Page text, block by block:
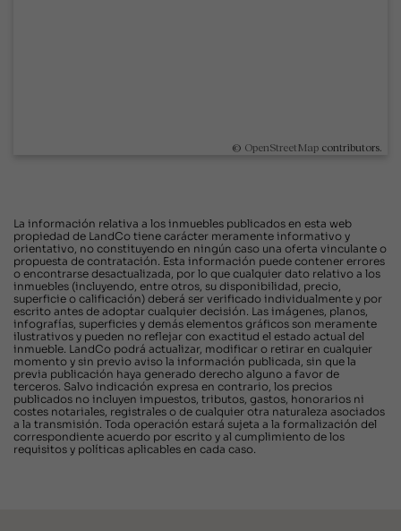
© OpenStreetMap contributors.
La información relativa a los inmuebles publicados en esta web
propiedad de LandCo tiene carácter meramente informativo y
orientativo, no constituyendo en ningún caso una oferta vinculante o
propuesta de contratación. Esta información puede contener errores
o encontrarse desactualizada, por lo que cualquier dato relativo a los
inmuebles (incluyendo, entre otros, su disponibilidad, precio,
superficie o calificación) deberá ser verificado individualmente y por
escrito antes de adoptar cualquier decisión. Las imágenes, planos,
infografías, superficies y demás elementos gráficos son meramente
ilustrativos y pueden no reflejar con exactitud el estado actual del
inmueble. LandCo podrá actualizar, modificar o retirar en cualquier
momento y sin previo aviso la información publicada, sin que la
previa publicación haya generado derecho alguno a favor de
terceros. Salvo indicación expresa en contrario, los precios
publicados no incluyen impuestos, tributos, gastos, honorarios ni
costes notariales, registrales o de cualquier otra naturaleza asociados
a la transmisión. Toda operación estará sujeta a la formalización del
correspondiente acuerdo por escrito y al cumplimiento de los
requisitos y políticas aplicables en cada caso.